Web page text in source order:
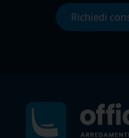
Richiedi